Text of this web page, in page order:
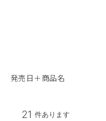
発売日＋商品名
21 件あります